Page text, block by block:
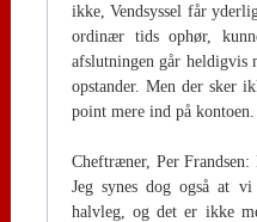
ikke, Vendsyssel får
ordinær tids ophør,
afslutningen går heldigvis
opstander. Men der sker
point mere ind på kontoen.
Cheftræner, Per
Jeg synes dog også at
halvleg, og det er ikke